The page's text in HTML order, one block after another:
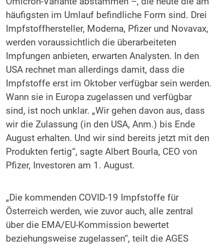
häufigsten im Umlauf befindliche Form sind. Drei
Impfstoffhersteller, Moderna, Pfizer und Novavax,
werden voraussichtlich die überarbeiteten
Impfungen anbieten, erwarten Analysten. In den
USA rechnet man allerdings damit, dass die
Impfstoffe erst im Oktober verfügbar sein werden.
Wann sie in Europa zugelassen und verfügbar
sind, ist noch unklar. „Wir gehen davon aus, dass
wir die Zulassung (in den USA, Anm.) bis Ende
August erhalten. Und wir sind bereits jetzt mit den
Produkten fertig“, sagte Albert Bourla, CEO von
Pfizer, Investoren am 1. August.
„Die kommenden COVID-19 Impfstoffe für
Österreich werden, wie zuvor auch, alle zentral
über die EMA/EU-Kommission bewertet
beziehungsweise zugelassen“, teilt die AGES